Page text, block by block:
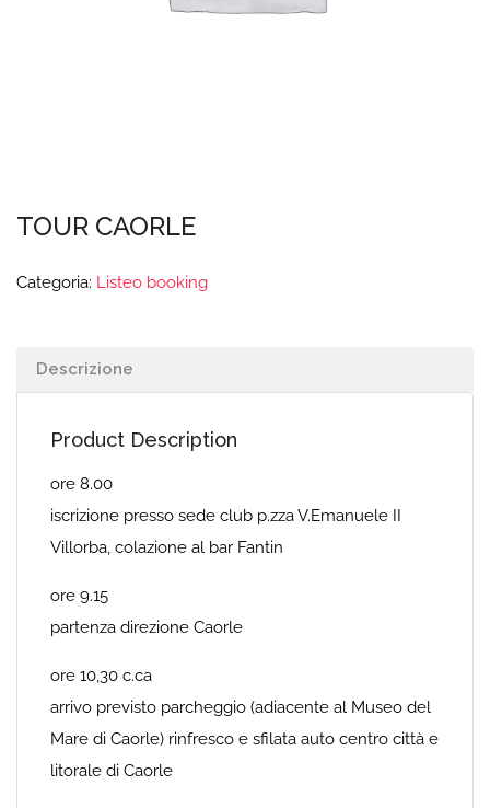
TOUR CAORLE
Categoria: Listeo booking
Descrizione
Product Description
ore 8.00
iscrizione presso sede club p.zza V.Emanuele II
Villorba, colazione al bar Fantin
ore 9.15
partenza direzione Caorle
ore 10,30 c.ca
arrivo previsto parcheggio (adiacente al Museo del
Mare di Caorle) rinfresco e sfilata auto centro città e
litorale di Caorle